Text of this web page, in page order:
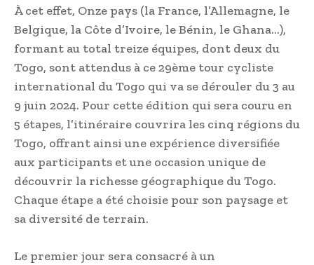
À cet effet, Onze pays (la France, l’Allemagne, le
Belgique, la Côte d’Ivoire, le Bénin, le Ghana…),
formant au total treize équipes, dont deux du
Togo, sont attendus à ce 29ème tour cycliste
international du Togo qui va se dérouler du 3 au
9 juin 2024. Pour cette édition qui sera couru en
5 étapes, l’itinéraire couvrira les cinq régions du
Togo, offrant ainsi une expérience diversifiée
aux participants et une occasion unique de
découvrir la richesse géographique du Togo.
Chaque étape a été choisie pour son paysage et
sa diversité de terrain.
Le premier jour sera consacré à un